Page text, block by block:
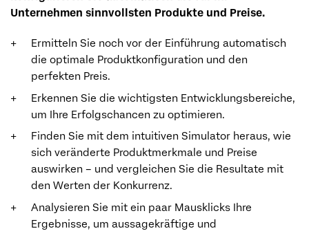
Unternehmen sinnvollsten Produkte und Preise.
Ermitteln Sie noch vor der Einführung automatisch
die optimale Produktkonfiguration und den
perfekten Preis.
Erkennen Sie die wichtigsten Entwicklungsbereiche,
um Ihre Erfolgschancen zu optimieren.
Finden Sie mit dem intuitiven Simulator heraus, wie
sich veränderte Produktmerkmale und Preise
auswirken – und vergleichen Sie die Resultate mit
den Werten der Konkurrenz.
Analysieren Sie mit ein paar Mausklicks Ihre
Ergebnisse, um aussagekräftige und